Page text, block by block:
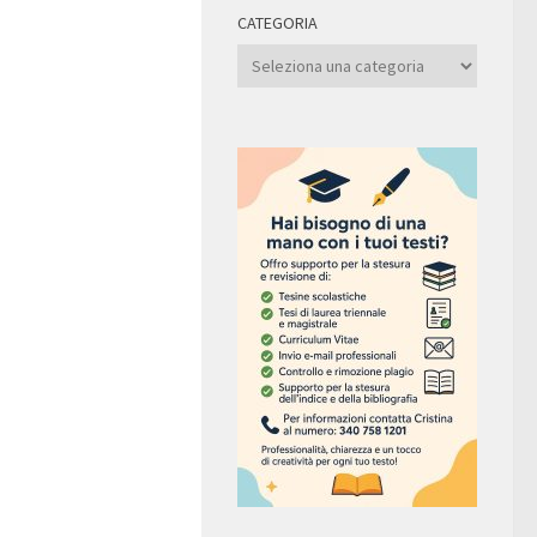
CATEGORIA
Categoria